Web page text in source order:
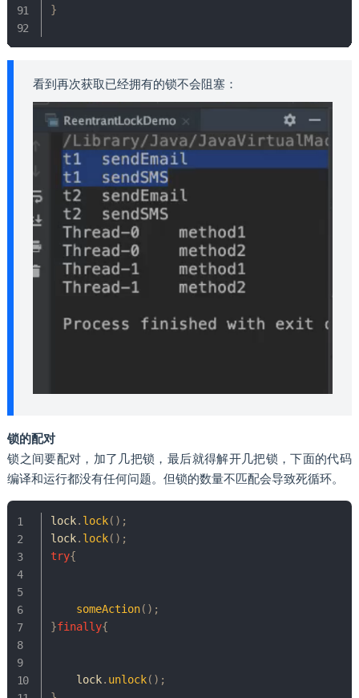
}
看到再次获取已经拥有的锁不会阻塞：
锁的配对
锁之间要配对，加了⼏把锁，最后就得解开⼏把锁，下⾯的代码
编译和运⾏都没有任何问题。但锁的数量不匹配会导致死循环。
lock. lock( ) ;
lock. lock( ) ;
try{
someAction( ) ;
}finally{
	lock
. unlock( ) ;